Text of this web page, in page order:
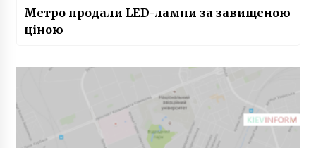
Метро продали LED-лампи за завищеною
ціною